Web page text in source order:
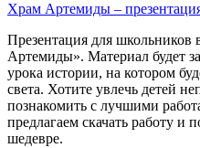
Храм Артемиды –
Презентация для
Артемиды». Материал будет
урока истории, на котором
света. Хотите увлечь детей
познакомить с лучшими
предлагаем скачать работу и
шедевре.